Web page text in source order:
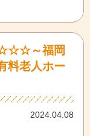
～福岡
料老人ホー
2024.04.08